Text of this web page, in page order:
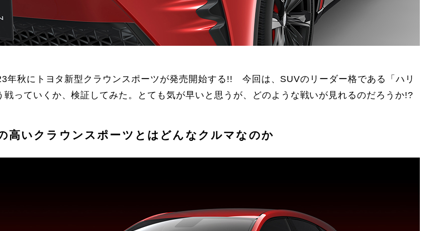
年秋にトヨタ新型クラウンスポーツが発売開始する!! 今回は、SUVのリーダー格である「ハリ
戦っていくか、検証してみた。とても気が早いと思うが、どのような戦いが見れるのだろうか!?
高いクラウンスポーツとはどんなクルマなのか